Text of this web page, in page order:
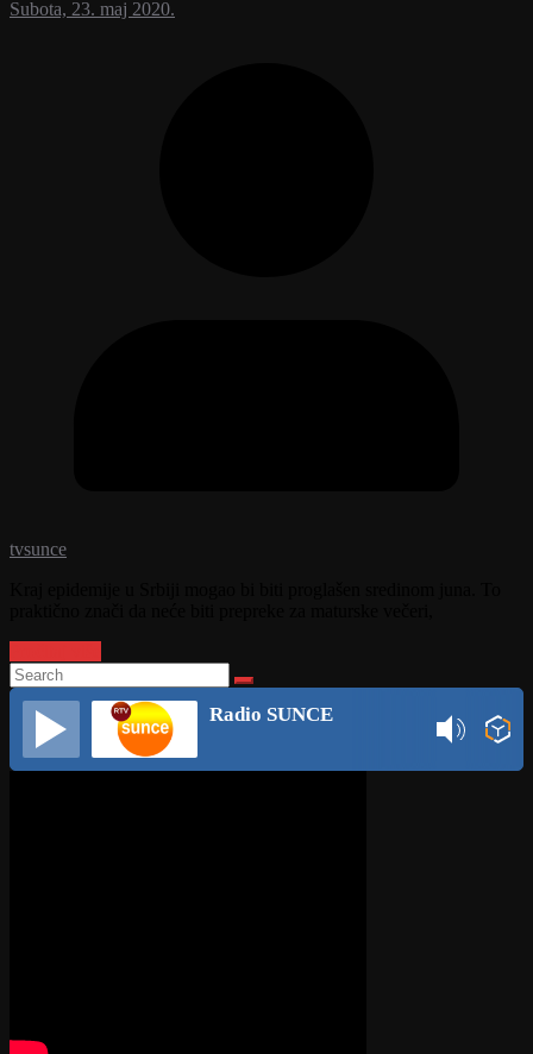
Subota, 23. maj 2020.
tvsunce
Radio SUNCE